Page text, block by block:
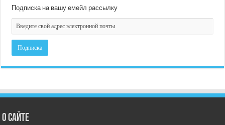
Подписка на вашу емейл рассылку
О сайте